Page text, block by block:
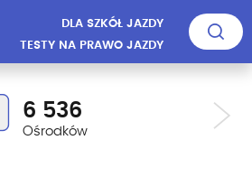
DLA SZKÓŁ JAZDY
TESTY NA PRAWO JAZDY
6 536
Ośrodków